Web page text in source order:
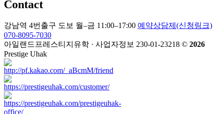
Contact
강남역 4번출구 도보 월–금 11:00–17:00 예약상담제(신청링크)
070-8095-7030
아일랜드프레스티지유학 · 사업자정보 230-01-23218 © 2026
Prestige Uhak